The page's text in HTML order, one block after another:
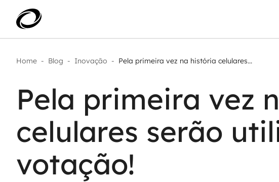
Aplicar IA com impacto real
Modernização de aplicações
Sustentar operações com
eficiência
Escalar com segurança
Agentes de IA
Aceleradores de IA
Home - Blog - Inovação - Pela primeira vez na história celulares...
Pela primeira vez
celulares serão
votação!